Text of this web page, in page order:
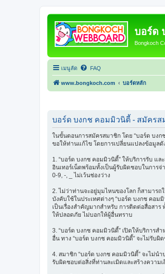
บอร์ด
Bongkoch
เมนูลัด FAQ
www.bongkoch.com บอร์ดหลัก
บอร์ด บงกช คอมมิวนิตี้ - สมัครส
ในขั้นตอนการสมัครสมาชิก โดย “บอร์ด บงกช
ขอให้ท่านแก้ไข โดยการเปลี่ยนแปลงข้อมูล
1. “บอร์ด บงกช คอมมิวนิตี้” ให้บริการรับ แ
อินเทอร์เน็ตพร้อมทั้งเป็นผู้รับผิดชอบในการ
0-9, -, _ ไม่เว้นช่องว่าง
2. ไม่ว่าท่านจะอยู่มุมไหนของโลก ก็สามารถ
บังคับใช้ในประเทศต่างๆ “บอร์ด บงกช คอ
เป็นเรื่องสำคัญมากสำหรับ การติดต่อสื่อสาร
ให้ปลอดภัย ไม่บอกให้ผู้อื่นทราบ
3. “บอร์ด บงกช คอมมิวนิตี้” เปิดให้บริการส
อื่น ทาง “บอร์ด บงกช คอมมิวนิตี้” จะไม่รับ
4. สมาชิก “บอร์ด บงกช คอมมิวนิตี้” จะไม่น
รับผิดชอบต่อสิ่งที่ท่านละเมิดและสร้างความ